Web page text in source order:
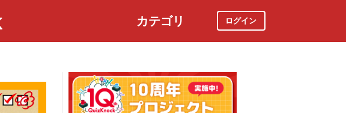
カテゴリ ログイン